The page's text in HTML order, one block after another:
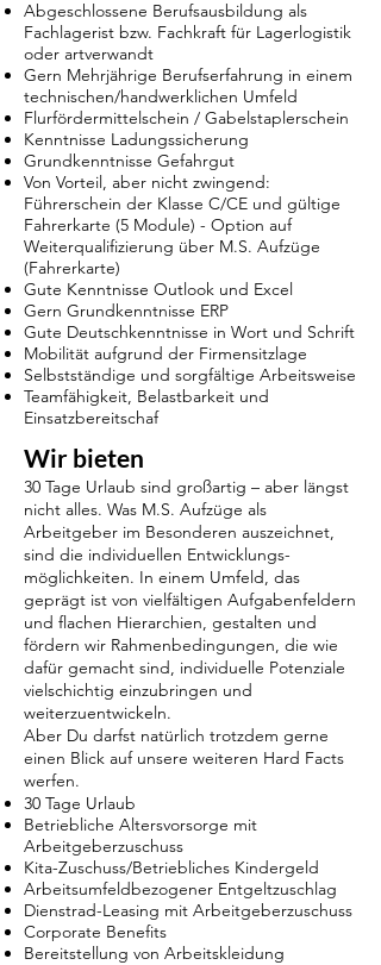
Abgeschlossene Berufsausbildung als
Fachlagerist bzw. Fachkraft für Lagerlogistik
oder artverwandt
Gern Mehrjährige Berufserfahrung in einem
technischen/handwerklichen Umfeld
Flurfördermittelschein / Gabelstaplerschein
Kenntnisse Ladungssicherung
Grundkenntnisse Gefahrgut
Von Vorteil, aber nicht zwingend:
Führerschein der Klasse C/CE und gültige
Fahrerkarte (5 Module) - Option auf
Weiterqualifizierung über M.S. Aufzüge
(Fahrerkarte)
Gute Kenntnisse Outlook und Excel
Gern Grundkenntnisse ERP
Gute Deutschkenntnisse in Wort und Schrift
Mobilität aufgrund der Firmensitzlage
Selbstständige und sorgfältige Arbeitsweise
Teamfähigkeit, Belastbarkeit und
Einsatzbereitschaf
Wir bieten
30 Tage Urlaub sind großartig – aber längst
nicht alles. Was M.S. Aufzüge als
Arbeitgeber im Besonderen auszeichnet,
sind die individuellen Entwicklungs­
möglichkeiten. In einem Umfeld, das
geprägt ist von vielfältigen Aufgaben­feldern
und flachen Hierarchien, gestalten und
fördern wir Rahmen­bedingungen, die wie
dafür gemacht sind, individuelle Potenziale
vielschichtig einzubringen und
weiterzuentwickeln.
Aber Du darfst natürlich trotzdem gerne
einen Blick auf unsere weiteren Hard Facts
werfen.
30 Tage Urlaub
Betriebliche Altersvorsorge mit
Arbeitgeberzuschuss
Kita-Zuschuss/Betriebliches Kindergeld
Arbeitsumfeldbezogener Entgeltzuschlag
Dienstrad-Leasing mit Arbeitgeberzuschuss
Corporate Benefits
Bereitstellung von Arbeitskleidung